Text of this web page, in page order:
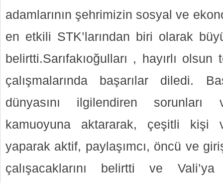
adamlarının şehrimizin sosyal ve
en etkili STK’larından biri olarak
belirtti.Sarıfakıoğulları , hayırlı
çalışmalarında başarılar diledi.
dünyasını ilgilendiren
kamuoyuna aktararak, çeşitli kişi
yaparak aktif, paylaşımcı, öncü ve
çalışacaklarını belirtti ve Vali’ya